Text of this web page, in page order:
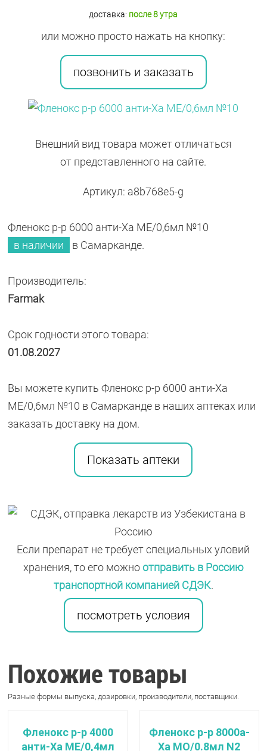
МЕ/0,6мл
доставка: после 8 утра
или можно просто нажать на кнопку:
позвонить и заказать
Внешний вид товара может отличаться
от представленного на сайте.
Артикул: a8b768e5-g
Фленокс р-р 6000 анти-Ха МЕ/0,6мл №10
в наличии
в Самарканде.
Производитель:
Farmak
Срок годности этого товара:
01.08.2027
Вы можете купить Фленокс р-р 6000 анти-Ха
МЕ/0,6мл №10 в Самарканде в наших аптеках или
заказать доставку на дом.
Показать аптеки
Если препарат не требует специальных уловий
хранения, то его можноотправить в Россию
транспортной компанией СДЭК.
посмотреть условия
Похожие товары
Разные формы выпуска, дозировки, производители, поставщики.
Фленокс р-р 4000
анти-Ха МЕ/0,4мл
Фленокс р-р 8000а-
Ха МО/0.8мл N2